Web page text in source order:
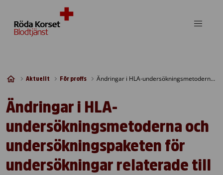
Aktuellt För proffs Ändringar i HLA-undersökningsmetoderna och undersökningspaketen för undersökningar relaterade till stamcellstransplantationer och svar på trombocyttransfusioner
Ändringar i HLA-
undersökningsmetoderna och
undersökningspaketen för
undersökningar relaterade till